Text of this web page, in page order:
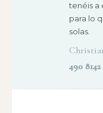
tenéis a
para lo
solas.
490 8142